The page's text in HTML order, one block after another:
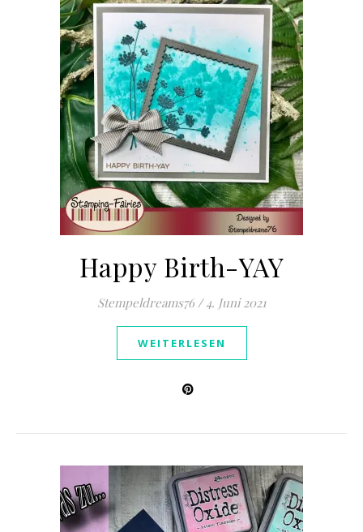
Happy Birth-YAY
Stempeldreams76 / 4. Juni 2021
WEITERLESEN